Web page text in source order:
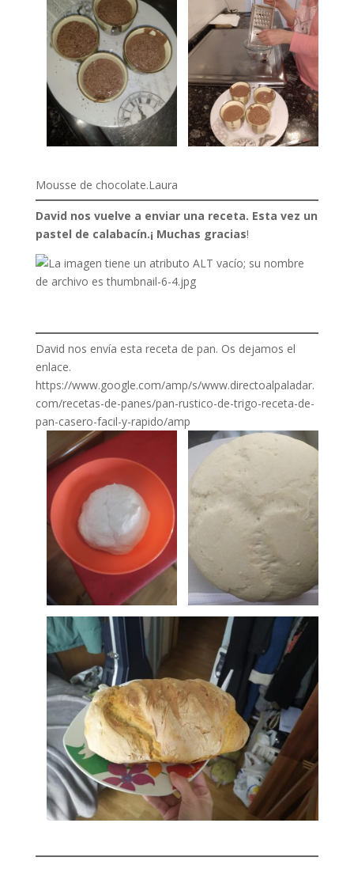
Mousse de chocolate.Laura
David nos vuelve a enviar una receta. Esta vez un
pastel de calabacín.¡ Muchas gracias!
David nos envía esta receta de pan. Os dejamos el
enlace.
https://www.google.com/amp/s/www.directoalpaladar.
com/recetas-de-panes/pan-rustico-de-trigo-receta-de-
pan-casero-facil-y-rapido/amp